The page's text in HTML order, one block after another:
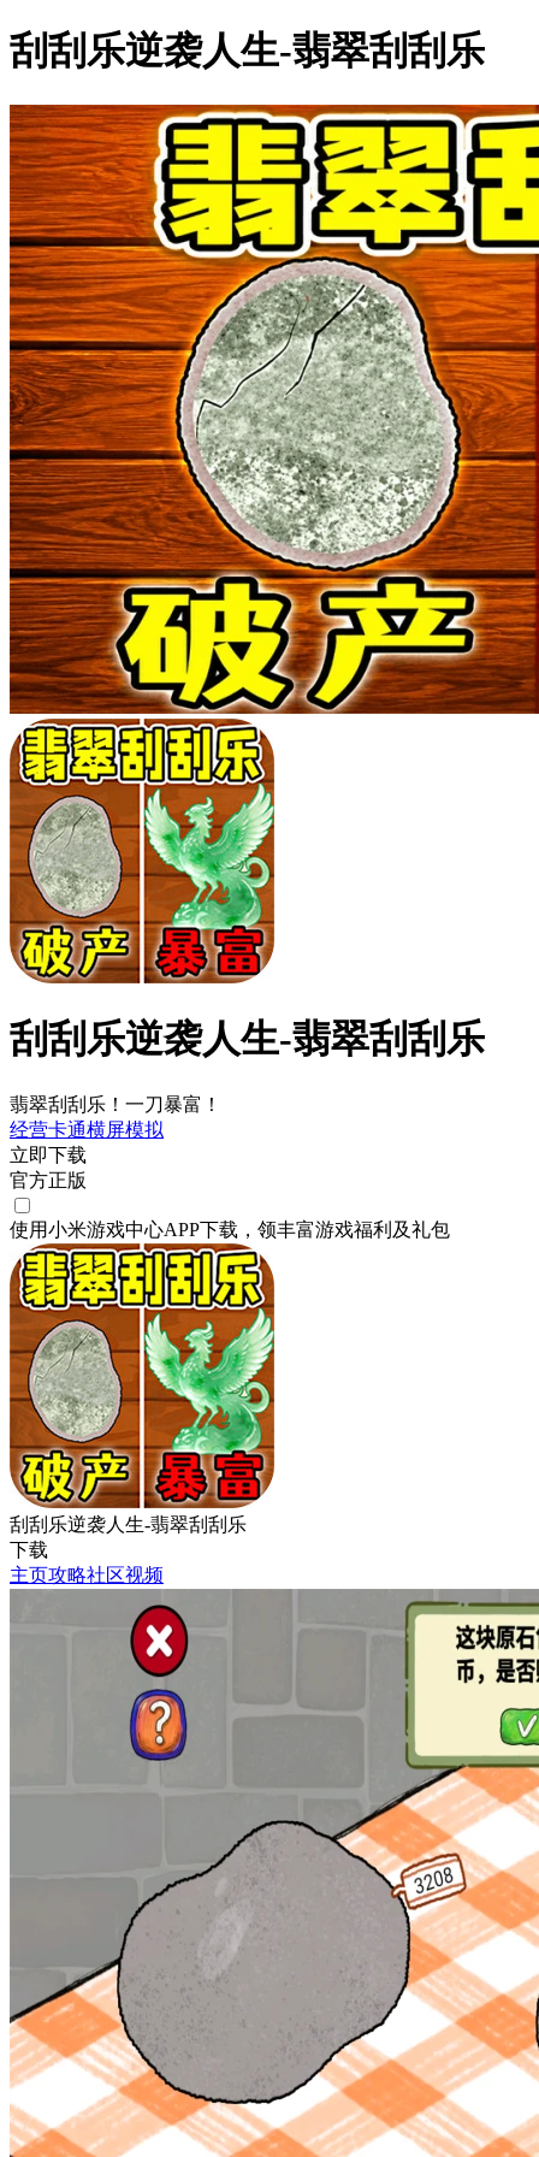
刮刮乐逆袭人生-翡翠刮刮乐
刮刮乐逆袭人生-翡翠刮刮乐
翡翠刮刮乐！一刀暴富！
经营卡通横屏模拟
立即下载
官方正版
使用小米游戏中心APP下载 ，领丰富游戏福利 及礼包
刮刮乐逆袭人生-翡翠刮刮乐
下载
主页攻略社区视频